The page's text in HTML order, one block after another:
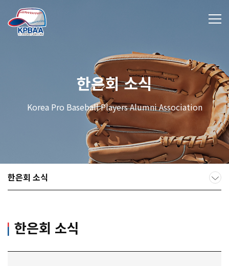
한은회 소식
Korea Pro Baseball Players Alumni Association
한은회 소식
한은회 소식